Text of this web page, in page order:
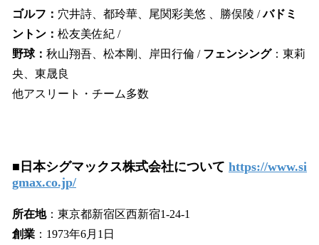
ゴルフ： 穴井詩、都玲華、尾関彩美悠 、勝俣陵 /バドミ
ントン： 松友美佐紀 /
野球： 秋山翔吾、松本剛、岸田行倫 / フェンシング：東莉
央、東晟良
他アスリート・チーム多数
■日本シグマックス株式会社について https://www.si
gmax.co.jp/
所在地：東京都新宿区西新宿1-24-1
創業 ：1973年6月1日